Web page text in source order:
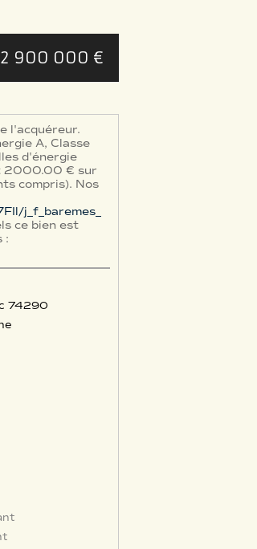
2 900 000 €
l'acquéreur.
A, Classe
d'énergie
2000.00 € sur
compris). Nos
j_f_baremes_
ce bien est
:
74290